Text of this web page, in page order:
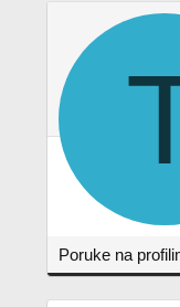
Poruke na